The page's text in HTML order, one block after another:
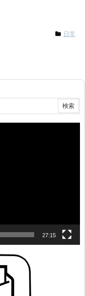
日常
27:15